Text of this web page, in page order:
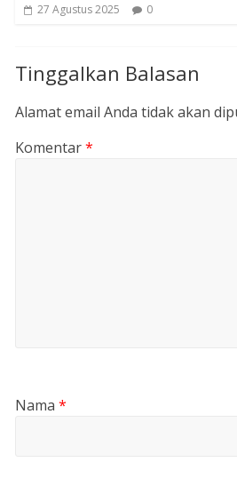
27 Agustus 2025 0
Tinggalkan Balasan
Alamat email Anda tidak akan
Komentar*
Nama *